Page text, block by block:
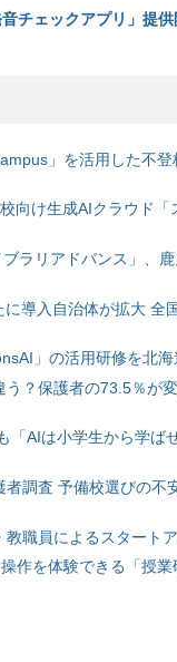
チェックアプリ」提供
」を活用した不
向け生成AIクラウド
ラリアドバンス」、
導入自治体が拡大 全
」の活用研修を北
？保護者の73.5％が
「AIは小学生から学ば
調査 予備校選びの不
職員によるスタート
作を体験できる「授